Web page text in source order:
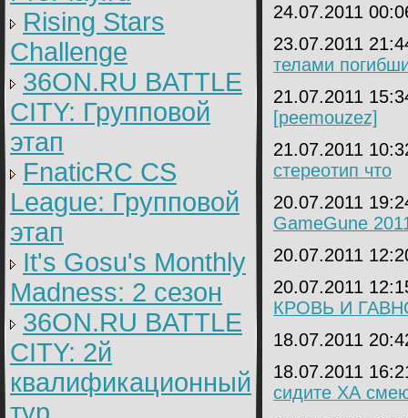
Rising Stars
Challenge
36ON.RU BATTLE
CITY: Групповой
этап
FnaticRC CS
League: Групповой
этап
It's Gosu's Monthly
Madness: 2 сезон
36ON.RU BATTLE
CITY: 2й
квалификационный
24.07.2011
23.07.2011
телами
21.07.2011
[peemouzez]
21.07.2011
стереотип что
20.07.2011
GameGune
20.07.2011
20.07.2011
КРОВЬ И
18.07.2011
18.07.2011
сидите ХА